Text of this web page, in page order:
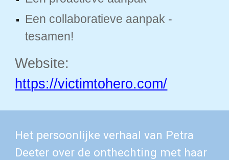
Een collaboratieve aanpak -
tesamen!
Website:
https://victimtohero.com/
Het persoonlijke verhaal van Petra
Deeter over de onthechting met haar